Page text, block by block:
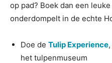
op pad? Boek dan een
onderdompelt in de echte
Doe de Tulip Experience
het tulpenmuseum